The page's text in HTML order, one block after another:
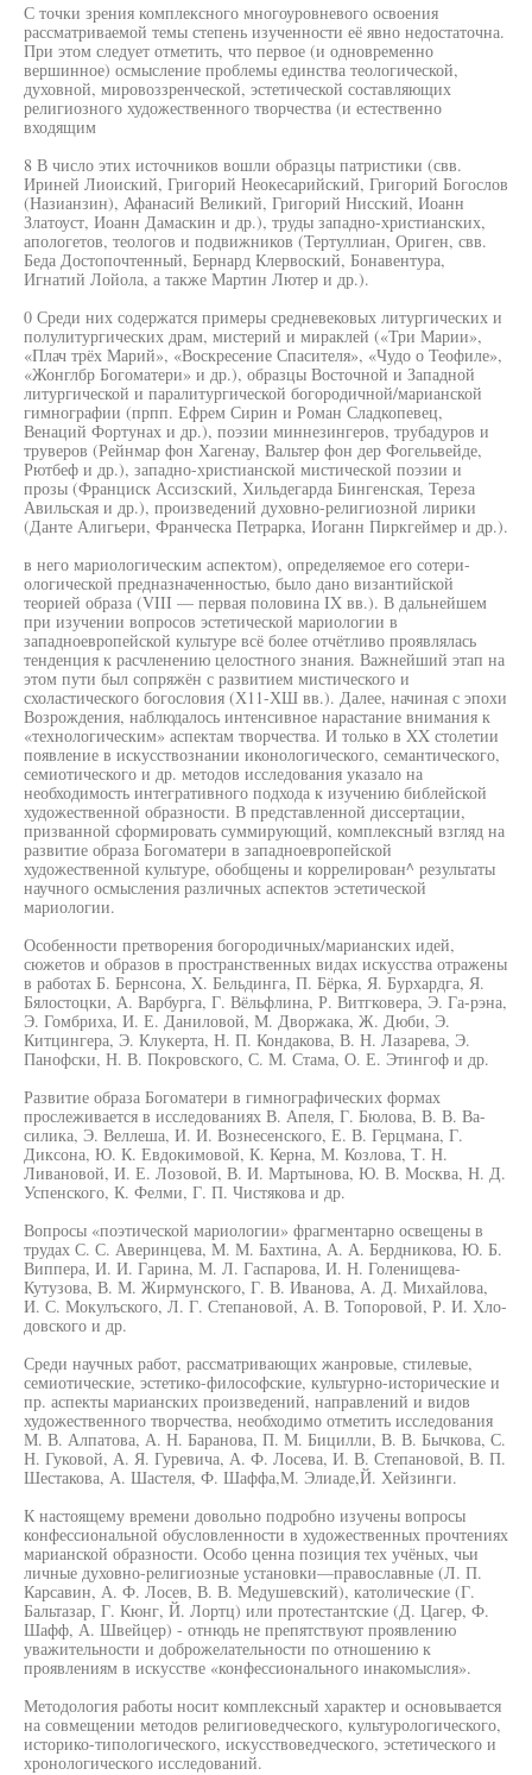
С точки зрения комплексного многоуровневого освоения
рассматриваемой темы степень изученности её явно недостаточна.
При этом следует отметить, что первое (и одновременно
вершинное) осмысление проблемы единства теологической,
духовной, мировоззренческой, эстетической составляющих
религиозного художественного творчества (и естественно
входящим
8 В число этих источников вошли образцы патристики (свв.
Ириней Лиоиский, Григорий Неокесарийский, Григорий Богослов
(Назианзин), Афанасий Великий, Григорий Нисский, Иоанн
Златоуст, Иоанн Дамаскин и др.), труды западно-христианских,
апологетов, теологов и подвижников (Тертуллиан, Ориген, свв.
Беда Достопочтенный, Бернард Клервоский, Бонавентура,
Игнатий Лойола, а также Мартин Лютер и др.).
0 Среди них содержатся примеры средневековых литургических и
полулитургических драм, мистерий и мираклей («Три Марии»,
«Плач трёх Марий», «Воскресение Спасителя», «Чудо о Теофиле»,
«Жонглбр Богоматери» и др.), образцы Восточной и Западной
литургической и паралитургической богородичной/марианской
гимнографии (прпп. Ефрем Сирин и Роман Сладкопевец,
Венаций Фортунах и др.), поэзии миннезингеров, трубадуров и
труверов (Рейнмар фон Хагенау, Вальтер фон дер Фогельвейде,
Рютбеф и др.), западно-христианской мистической поэзии и
прозы (Франциск Ассизский, Хильдегарда Бингенская, Тереза
Авильская и др.), произведений духовно-религиозной лирики
(Данте Алигьери, Франческа Петрарка, Иоганн Пиркгеймер и др.).
в него мариологическим аспектом), определяемое его сотери-
ологической предназначенностью, было дано византийской
теорией образа (VIII — первая половина IX вв.). В дальнейшем
при изучении вопросов эстетической мариологии в
западноевропейской культуре всё более отчётливо проявлялась
тенденция к расчленению целостного знания. Важнейший этап на
этом пути был сопряжён с развитием мистического и
схоластического богословия (Х11-ХШ вв.). Далее, начиная с эпохи
Возрождения, наблюдалось интенсивное нарастание внимания к
«технологическим» аспектам творчества. И только в XX столетии
появление в искусствознании иконологического, семантического,
семиотического и др. методов исследования указало на
необходимость интегративного подхода к изучению библейской
художественной образности. В представленной диссертации,
призванной сформировать суммирующий, комплексный взгляд на
развитие образа Богоматери в западноевропейской
художественной культуре, обобщены и коррелирован^ результаты
научного осмысления различных аспектов эстетической
мариологии.
Особенности претворения богородичных/марианских идей,
сюжетов и образов в пространственных видах искусства отражены
в работах Б. Бернсона, X. Бельдинга, П. Бёрка, Я. Бурхардга, Я.
Бялостоцки, А. Варбурга, Г. Вёльфлина, Р. Витгковера, Э. Га-рэна,
Э. Гомбриха, И. Е. Даниловой, М. Дворжака, Ж. Дюби, Э.
Китцингера, Э. Клукерта, Н. П. Кондакова, В. Н. Лазарева, Э.
Панофски, Н. В. Покровского, С. М. Стама, О. Е. Этингоф и др.
Развитие образа Богоматери в гимнографических формах
прослеживается в исследованиях В. Апеля, Г. Бюлова, В. В. Ва-
силика, Э. Веллеша, И. И. Вознесенского, Е. В. Герцмана, Г.
Диксона, Ю. К. Евдокимовой, К. Керна, М. Козлова, Т. Н.
Ливановой, И. Е. Лозовой, В. И. Мартынова, Ю. В. Москва, Н. Д.
Успенского, К. Фелми, Г. П. Чистякова и др.
Вопросы «поэтической мариологии» фрагментарно освещены в
трудах С. С. Аверинцева, М. М. Бахтина, А. А. Бердникова, Ю. Б.
Виппера, И. И. Гарина, М. Л. Гаспарова, И. Н. Голенищева-
Кутузова, В. М. Жирмунского, Г. В. Иванова, А. Д. Михайлова,
И. С. Мокулъского, Л. Г. Степановой, А. В. Топоровой, Р. И. Хло-
довского и др.
Среди научных работ, рассматривающих жанровые, стилевые,
семиотические, эстетико-философские, культурно-исторические и
пр. аспекты марианских произведений, направлений и видов
художественного творчества, необходимо отметить исследования
М. В. Алпатова, А. Н. Баранова, П. М. Бицилли, В. В. Бычкова, С.
Н. Гуковой, А. Я. Гуревича, А. Ф. Лосева, И. В. Степановой, В. П.
Шестакова, А. Шастеля, Ф. Шаффа,М. Элиаде,Й. Хейзинги.
К настоящему времени довольно подробно изучены вопросы
конфессиональной обусловленности в художественных прочтениях
марианской образности. Особо ценна позиция тех учёных, чьи
личные духовно-религиозные установки—православные (Л. П.
Карсавин, А. Ф. Лосев, В. В. Медушевский), католические (Г.
Бальтазар, Г. Кюнг, Й. Лортц) или протестантские (Д. Цагер, Ф.
Шафф, А. Швейцер) - отнюдь не препятствуют проявлению
уважительности и доброжелательности по отношению к
проявлениям в искусстве «конфессионального инакомыслия».
Методология работы носит комплексный характер и основывается
на совмещении методов религиоведческого, культурологического,
историко-типологического, искусствоведческого, эстетического и
хронологического исследований.